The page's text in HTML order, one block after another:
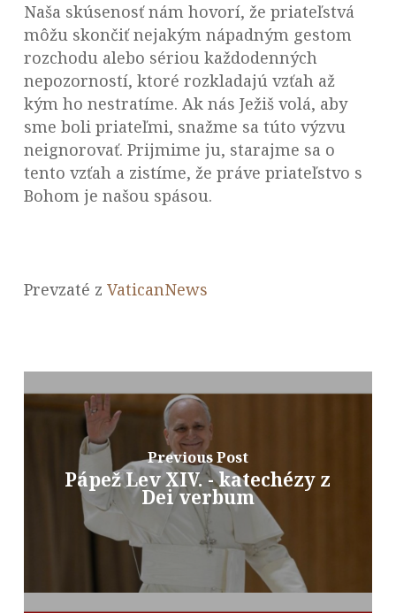
Naša skúsenosť nám hovorí, že priateľstvá
môžu skončiť nejakým nápadným gestom
rozchodu alebo sériou každodenných
nepozorností, ktoré rozkladajú vzťah až
kým ho nestratíme. Ak nás Ježiš volá, aby
sme boli priateľmi, snažme sa túto výzvu
neignorovať. Prijmime ju, starajme sa o
tento vzťah a zistíme, že práve priateľstvo s
Bohom je našou spásou.
Prevzaté z VaticanNews
Previous Post
Pápež Lev XIV. - katechézy z
Dei verbum